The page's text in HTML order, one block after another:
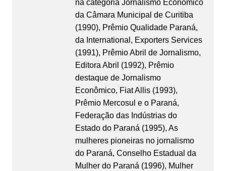
na categoria Jornalismo Econômico
da Câmara Municipal de Curitiba
(1990), Prêmio Qualidade Paraná,
da International, Exporters Services
(1991), Prêmio Abril de Jornalismo,
Editora Abril (1992), Prêmio
destaque de Jornalismo
Econômico, Fiat Allis (1993),
Prêmio Mercosul e o Paraná,
Federação das Indústrias do
Estado do Paraná (1995), As
mulheres pioneiras no jornalismo
do Paraná, Conselho Estadual da
Mulher do Paraná (1996), Mulher